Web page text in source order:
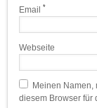
Email *
Webseite
Meinen Namen,
diesem Browser für